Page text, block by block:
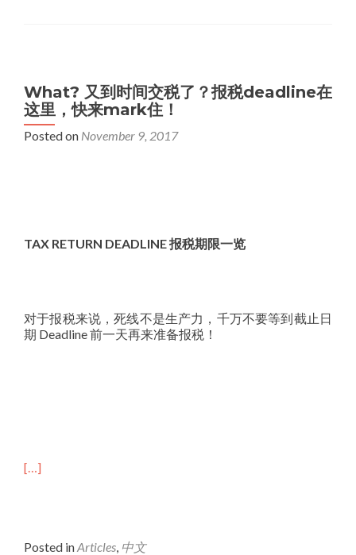
What? 又到时间交税了？报税deadline在
这里，快来mark住！
Posted on November 9, 2017
TAX RETURN DEADLINE报税期限一览
对于报税来说，死线不是生产力，千万不要等到截止日
期 Deadline 前一天再来准备报税！
[…]
Posted inArticles, 中文